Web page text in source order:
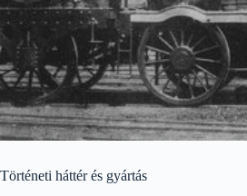
Történeti háttér és gyártás